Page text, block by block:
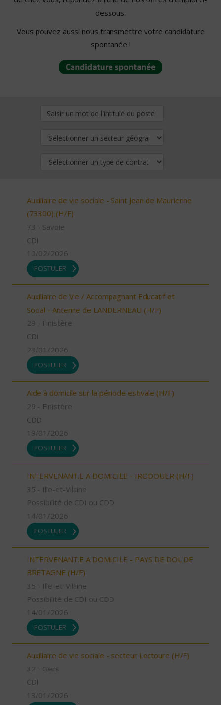
dessous.
Vous pouvez aussi nous transmettre votre candidature
spontanée !
Auxiliaire de vie sociale - Saint Jean de Maurienne
(73300) (H/F)
73 - Savoie
CDI
10/02/2026
POSTULER
Auxiliaire de Vie / Accompagnant Educatif et
Social - Antenne de LANDERNEAU (H/F)
29 - Finistère
CDI
23/01/2026
POSTULER
Aide à domicile sur la période estivale (H/F)
29 - Finistère
CDD
19/01/2026
POSTULER
INTERVENANT.E A DOMICILE - IRODOUER (H/F)
35 - Ille-et-Vilaine
Possibilité de CDI ou CDD
14/01/2026
POSTULER
INTERVENANT.E A DOMICILE - PAYS DE DOL DE
BRETAGNE (H/F)
35 - Ille-et-Vilaine
Possibilité de CDI ou CDD
14/01/2026
POSTULER
Auxiliaire de vie sociale - secteur Lectoure (H/F)
32 - Gers
CDI
13/01/2026